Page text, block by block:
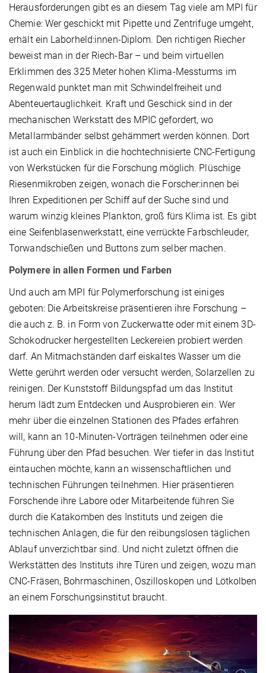
Herausforderungen gibt es an diesem Tag viele am MPI für
Chemie: Wer geschickt mit Pipette und Zentrifuge umgeht,
erhält ein Laborheld:innen-Diplom. Den richtigen Riecher
beweist man in der Riech-Bar – und beim virtuellen
Erklimmen des 325 Meter hohen Klima-Messturms im
Regenwald punktet man mit Schwindelfreiheit und
Abenteuertauglichkeit. Kraft und Geschick sind in der
mechanischen Werkstatt des MPIC gefordert, wo
Metallarmbänder selbst gehämmert werden können. Dort
ist auch ein Einblick in die hochtechnisierte CNC-Fertigung
von Werkstücken für die Forschung möglich. Plüschige
Riesenmikroben zeigen, wonach die Forscher:innen bei
Ihren Expeditionen per Schiff auf der Suche sind und
warum winzig kleines Plankton, groß fürs Klima ist. Es gibt
eine Seifenblasenwerkstatt, eine verrückte Farbschleuder,
Torwandschießen und Buttons zum selber machen.
Polymere in allen Formen und Farben
Und auch am MPI für Polymerforschung ist einiges
geboten: Die Arbeitskreise präsentieren ihre Forschung –
die auch z. B. in Form von Zuckerwatte oder mit einem 3D-
Schokodrucker hergestellten Leckereien probiert werden
darf. An Mitmachständen darf eiskaltes Wasser um die
Wette gerührt werden oder versucht werden, Solarzellen zu
reinigen. Der Kunststoff Bildungspfad um das Institut
herum lädt zum Entdecken und Ausprobieren ein. Wer
mehr über die einzelnen Stationen des Pfades erfahren
will, kann an 10-Minuten-Vorträgen teilnehmen oder eine
Führung über den Pfad besuchen. Wer tiefer in das Institut
eintauchen möchte, kann an wissenschaftlichen und
technischen Führungen teilnehmen. Hier präsentieren
Forschende ihre Labore oder Mitarbeitende führen Sie
durch die Katakomben des Instituts und zeigen die
technischen Anlagen, die für den reibungslosen täglichen
Ablauf unverzichtbar sind. Und nicht zuletzt öffnen die
Werkstätten des Instituts ihre Türen und zeigen, wozu man
CNC-Fräsen, Bohrmaschinen, Oszilloskopen und Lötkolben
an einem Forschungsinstitut braucht.